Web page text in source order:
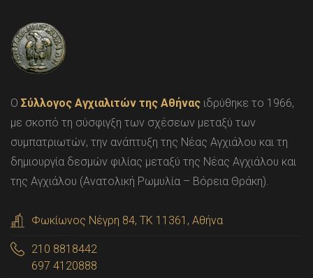
O Σύλλογος Αγχιαλιτών της Αθήνας ιδρύθηκε το 1966,
με σκοπό τη σύσφιγξη των σχέσεων μεταξύ των
συμπατριωτών, την ανάπτυξη της Νέας Αγχιάλου και τη
δημιουργία δεσμών φιλίας μεταξύ της Νέας Αγχιάλου και
της Αγχιάλου (Ανατολική Ρωμυλία – Βόρεια Θράκη).
Φωκίωνος Νέγρη 84, ΤΚ 11361, Αθήνα
210 8818442
697 4120888